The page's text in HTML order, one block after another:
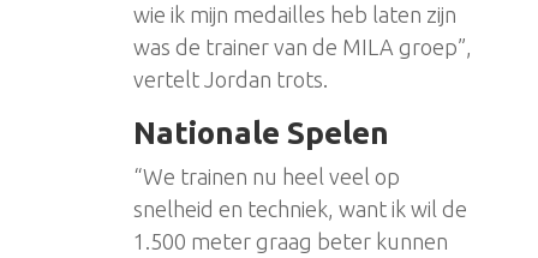
wie ik mijn medailles heb laten zijn
was de trainer van de MILA groep”,
vertelt Jordan trots.
Nationale Spelen
“We trainen nu heel veel op
snelheid en techniek, want ik wil de
1.500 meter graag beter kunnen